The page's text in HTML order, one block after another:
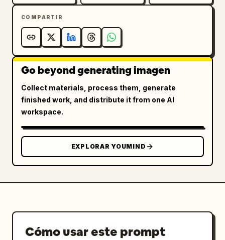
COMPARTIR
Go beyond generating imagen
Collect materials, process them, generate
finished work, and distribute it from one AI
workspace.
EXPLORAR YOUMIND
Cómo usar este prompt